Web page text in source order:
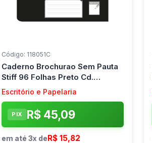
Código: 118051C
Caderno Brochurao Sem Pauta
Stiff 96 Folhas Preto Cd.
Jandaia (Pct.c/05)
Escritório e Papelaria
PIX R$ 45,09
em até 3x deR$ 15,82